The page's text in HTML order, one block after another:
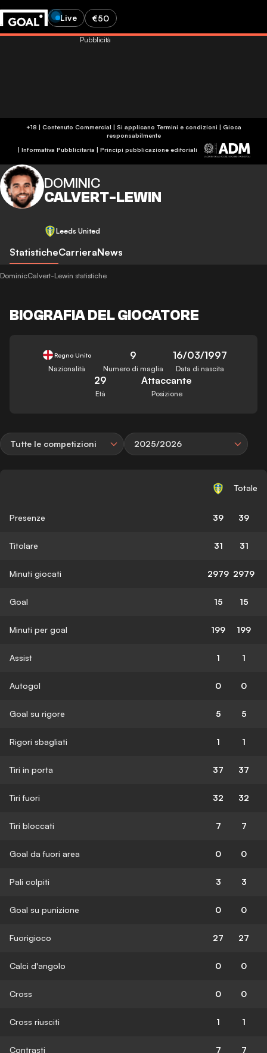
Live €50
+18 | Contenuto Commercial | Si applicano Termini e condizioni | Gioca
responsabilmente
| Informativa Pubblicitaria | Principi pubblicazione editoriali
Pubblicità
DOMINIC
CALVERT-LEWIN
Leeds United
StatisticheCarrieraNews
DominicCalvert-Lewin statistiche
BIOGRAFIA DEL GIOCATORE
Regno Unito
Nazionalità
9
Numero di maglia
16/03/1997
Data di nascita
29
Età
Attaccante
Posizione
Tutte le competizioni 2025/2026
Totale
Presenze 39 39
Titolare 31 31
Minuti giocati 2979 2979
Goal 15 15
Minuti per goal 199 199
Assist 1 1
Autogol 0 0
Goal su rigore 5 5
Rigori sbagliati 1 1
Tiri in porta 37 37
Tiri fuori 32 32
Tiri bloccati 7 7
Goal da fuori area 0 0
Pali colpiti 3 3
Goal su punizione 0 0
Fuorigioco 27 27
Calci d'angolo 0 0
Cross 0 0
Cross riusciti 1 1
Contrasti 7 7